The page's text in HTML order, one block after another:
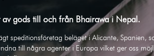
av gods till och från Bhairawai Nepal .
speditionsföretag beläget i Alicante, Spanien,
till några agenter i Europa vilket ger oss